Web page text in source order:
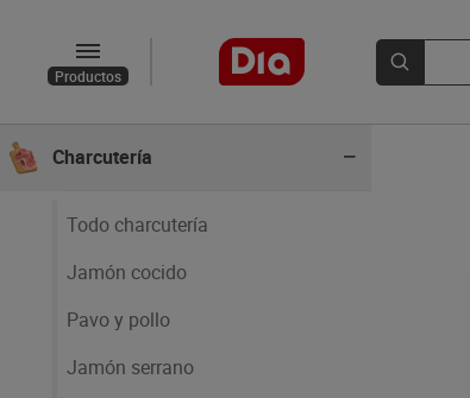
Productos
Pescados y mariscos
Charcutería
Todo charcutería
Jamón cocido
Pavo y pollo
Jamón serrano